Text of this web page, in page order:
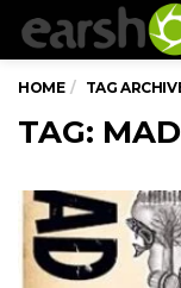
HOME TAG
TAG: